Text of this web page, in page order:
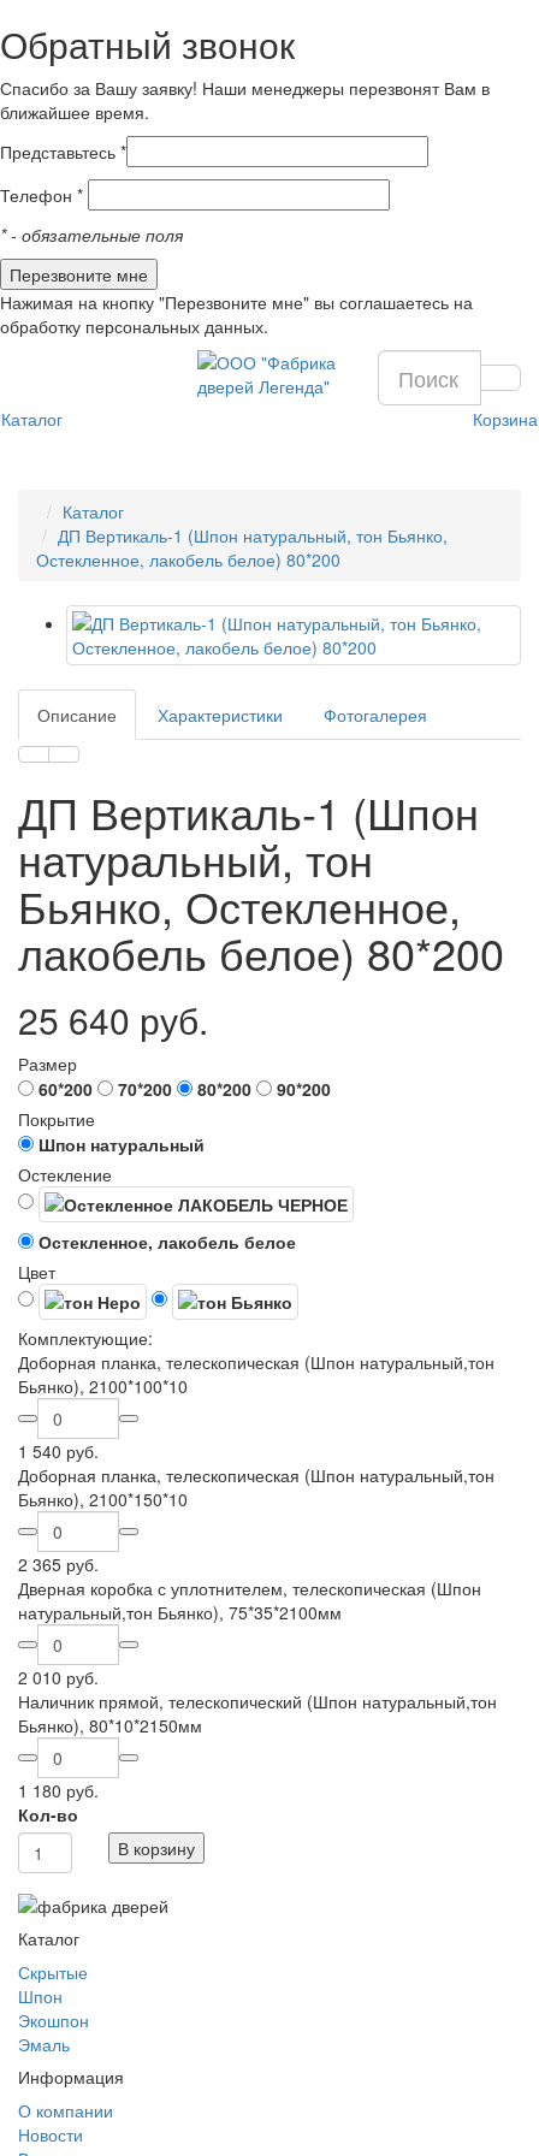
Обратный звонок
Спасибо за Вашу заявку! Наши менеджеры перезвонят Вам в
ближайшее время.
Представьтесь *
Телефон *
*- обязательные поля
Нажимая на кнопку "Перезвоните мне" вы соглашаетесь на
обработку персональных данных.
Каталог Корзина
Каталог
ДП Вертикаль-1 (Шпон натуральный, тон Бьянко,
Остекленное, лакобель белое) 80*200
Описание Характеристики Фотогалерея
ДП Вертикаль-1 (Шпон
натуральный, тон
Бьянко, Остекленное,
лакобель белое) 80*200
25 640 руб.
Размер
60*200
70*200 80*200
90*200
Покрытие
Шпон натуральный
Остекление
Остекленное, лакобель белое
Цвет
Комплектующие:
Доборная планка, телескопическая (Шпон натуральный,тон
Бьянко), 2100*100*10
1 540 руб.
Доборная планка, телескопическая (Шпон натуральный,тон
Бьянко), 2100*150*10
2 365 руб.
Дверная коробка с уплотнителем, телескопическая (Шпон
натуральный,тон Бьянко), 75*35*2100мм
2 010 руб.
Наличник прямой, телескопический (Шпон натуральный,тон
Бьянко), 80*10*2150мм
1 180 руб.
Кол-во
В корзину
Каталог
Скрытые
Шпон
Экошпон
Эмаль
Информация
О компании
Новости